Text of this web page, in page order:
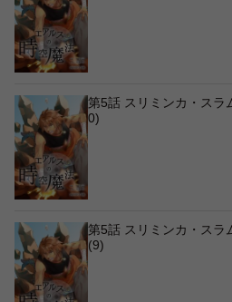
第5話 スリミンカ・スラ
0)
第5話 スリミンカ・スラ
(9)